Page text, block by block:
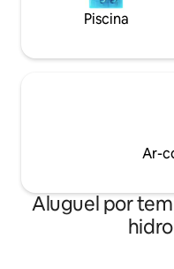
Piscina
Ar-
Aluguel por